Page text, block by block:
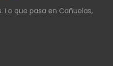
que pasa en Cañuelas,